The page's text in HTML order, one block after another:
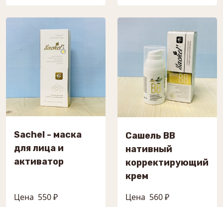
Sachel - маска
для лица и
активатор
Цена 550 ₽
Сашель ВВ
нативный
корректирующий
крем
Цена 560 ₽